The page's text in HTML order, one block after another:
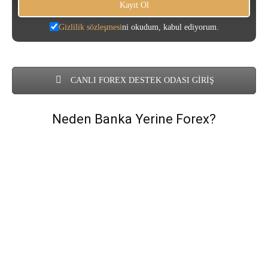
Gizlilik sözleşmesini okudum, kabul ediyorum.
CANLI FOREX DESTEK ODASI GİRİŞ
Neden Banka Yerine Forex?